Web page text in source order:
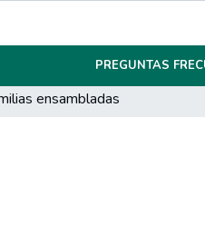
PREGUNTAS
ensambladas